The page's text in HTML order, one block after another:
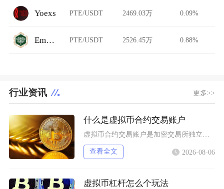
Yoexs PTE/USDT 2469.03万 0.09%
Emirex PTE/USDT 2526.45万 0.88%
行业资讯 更多>>
什么是虚拟币合约交易账户
虚拟币合约交易账户是加密交易所独立划分、专门用于开展衍生品合约交易的资金账户，独立于现货账
查看全文 2026-08-06
虚拟币杠杆怎么个玩法